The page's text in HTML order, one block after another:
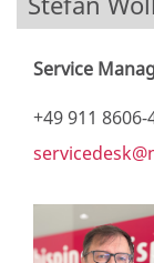
Service
+49 911 8606-